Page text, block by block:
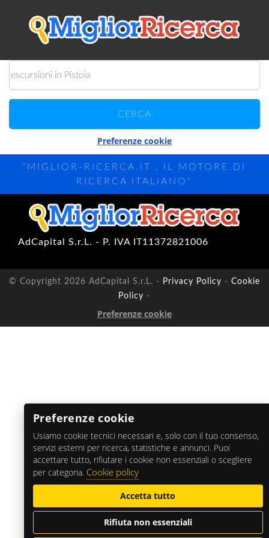
Preferenze cookie
"MIGLIOR-RICERCA.IT , IL MOTORE DI
RICERCA ITALIANO"
AdCapital S.r.L. - P. IVA IT11372821006
© Copyright 2026 AdCapital S.r.L. - Privacy Policy - Cookie
Policy -
Preferenze cookie
Preferenze cookie
Usiamo cookie tecnici necessari e, solo con il tuo consenso,
servizi esterni per ricerca, statistiche e annunci. Puoi
accettare tutto, rifiutare i cookie non essenziali o scegliere
per categoria. Cookie policy
Accetta tutto
Rifiuta non essenziali